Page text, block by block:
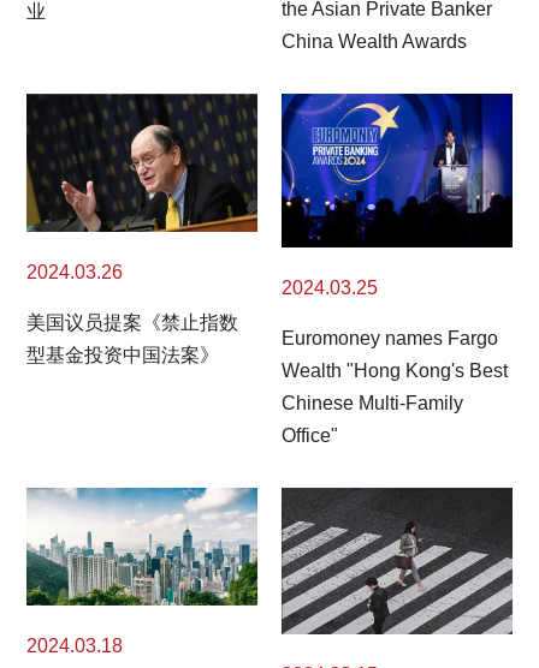
业
the Asian Private Banker
China Wealth Awards
2024.03.26
美国议员提案《禁止指数
型基金投资中国法案》
2024.03.25
Euromoney names Fargo
Wealth "Hong Kong's Best
Chinese Multi-Family
Office"
2024.03.18